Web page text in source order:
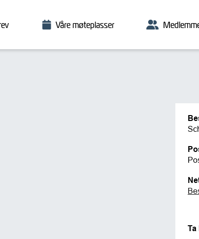
Våre møteplasser